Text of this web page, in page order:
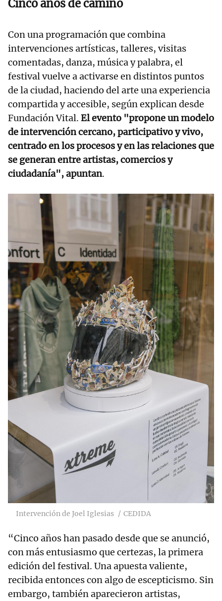
Cinco años de camino
Con una programación que combina
intervenciones artísticas, talleres, visitas
comentadas, danza, música y palabra, el
festival vuelve a activarse en distintos puntos
de la ciudad, haciendo del arte una experiencia
compartida y accesible, según explican desde
Fundación Vital. El evento "propone un modelo
de intervención cercano, participativo y vivo,
centrado en los procesos y en las relaciones que
se generan entre artistas, comercios y
ciudadanía", apuntan.
Intervención de Joel Iglesias CEDIDA
“Cinco años han pasado desde que se anunció,
con más entusiasmo que certezas, la primera
edición del festival. Una apuesta valiente,
recibida entonces con algo de escepticismo. Sin
embargo, también aparecieron artistas,